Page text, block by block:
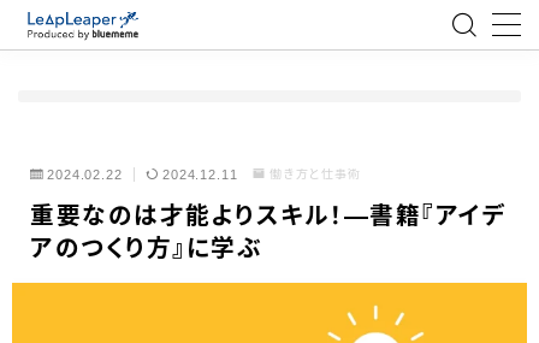
エンジニア
2024.02.22 2024.12.11 働き方と仕事術
重要なのは才能よりスキル！―書籍『アイデ
アのつくり方』に学ぶ